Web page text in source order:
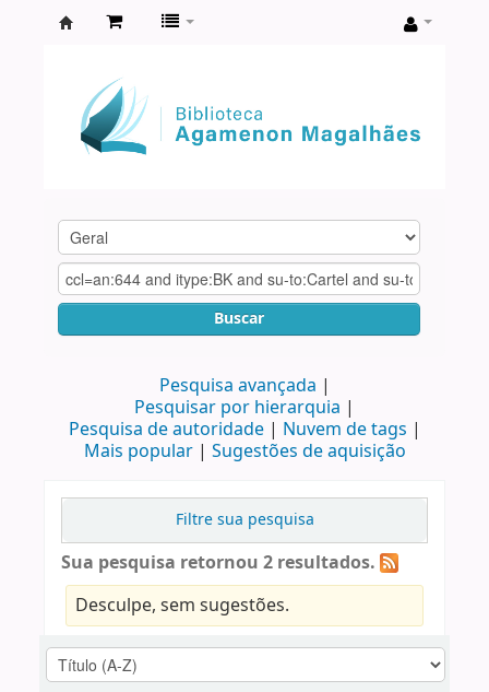
Agamenon
Magalhães
Buscar
Pesquisa avançada
Pesquisar por hierarquia
Pesquisa de autoridade
Nuvem de tags
Mais popular
Sugestões de aquisição
Filtre sua pesquisa
Sua pesquisa retornou 2 resultados.
Desculpe, sem sugestões.